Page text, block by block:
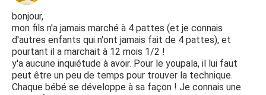
bonjour,
mon fils n'a jamais marché à 4 pattes (et je connais
d'autres enfants qui n'ont jamais fait de 4 pattes), et
pourtant il a marchait à 12 mois 1/2 !
y'a aucune inquiétude à avoir. Pour le youpala, il lui faut
peut être un peu de temps pour trouver la technique.
Chaque bébé se développe à sa façon ! Je connais une